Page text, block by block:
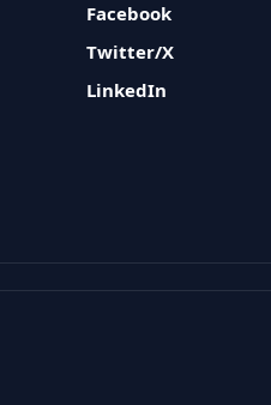
Facebook
Twitter/X
LinkedIn